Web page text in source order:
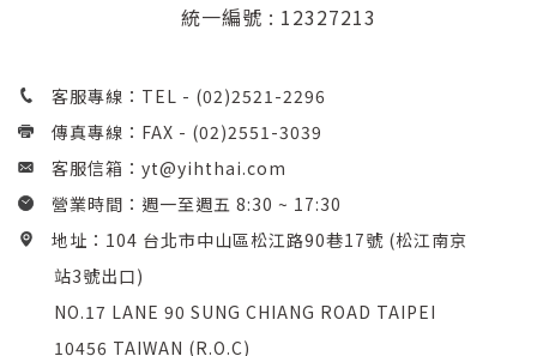
統一編號 : 12327213
客服專線：TEL - (02)2521-2296
傳真專線：FAX - (02)2551-3039
客服信箱： yt@yihthai.com
營業時間：週一至週五 8:30 ~ 17:30
地址：104 台北市中山區松江路90巷17號 (松江南京
站3號出口)
NO.17 LANE 90 SUNG CHIANG ROAD TAIPEI
10456 TAIWAN (R.O.C)